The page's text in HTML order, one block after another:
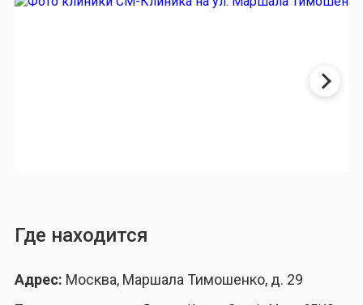
Где находится
Адрес: Москва, Маршала Тимошенко, д. 29